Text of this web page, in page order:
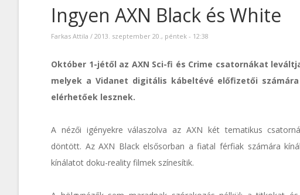
Ingyen AXN Black és White
Farkas Attila / 2013. szeptember 20., péntek - 12:38
Október 1-jétől az AXN Sci-fi és Crime csatornákat
melyek a Vidanet digitális kábeltévé előfizetői
elérhetőek lesznek.
A nézői igényekre válaszolva az AXN két tematikus
döntött. Az AXN Black elsősorban a fiatal férfiak számára
kínálatot doku-reality filmek színesítik.